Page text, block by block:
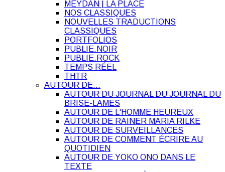
MEYDAN | LA PLACE
NOS CLASSIQUES
NOUVELLES TRADUCTIONS
CLASSIQUES
PORTFOLIOS
PUBLIE.NOIR
PUBLIE.ROCK
TEMPS RÉEL
THTR
AUTOUR DE…
AUTOUR DU JOURNAL DU JOURNAL DU
BRISE-LAMES
AUTOUR DE L'HOMME HEUREUX
AUTOUR DE RAINER MARIA RILKE
AUTOUR DE SURVEILLANCES
AUTOUR DE COMMENT ÉCRIRE AU
QUOTIDIEN
AUTOUR DE YOKO ONO DANS LE
TEXTE